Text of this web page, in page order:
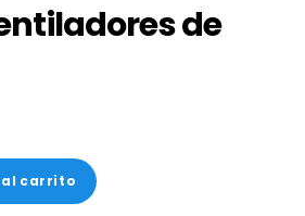
de
carrito